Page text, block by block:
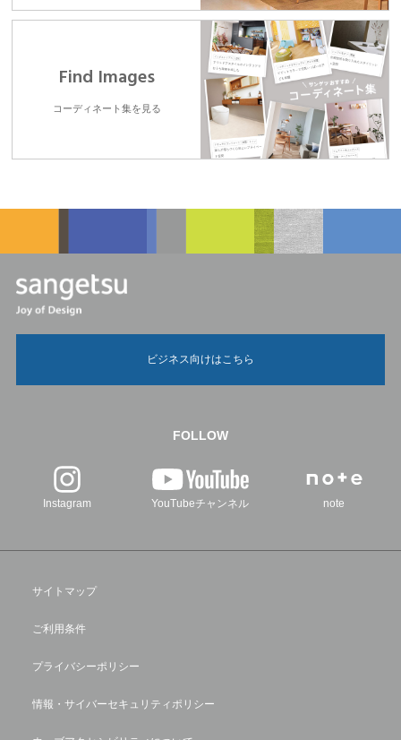
Find Images
コーディネート集を見る
ビジネス向けはこちら
FOLLOW
Instagram YouTubeチャンネル note
サイトマップ
ご利用条件
プライバシーポリシー
情報・サイバーセキュリティポリシー